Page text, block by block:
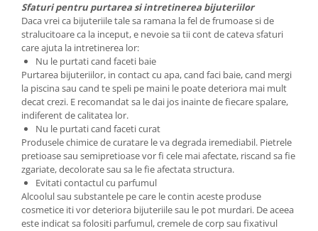
Sfaturi pentru purtarea si intretinerea bijuteriilor
Daca vrei ca bijuteriile tale sa ramana la fel de frumoase si de
stralucitoare ca la inceput, e nevoie sa tii cont de cateva sfaturi
care ajuta la intretinerea lor:
Nu le purtati cand faceti baie
Purtarea bijuteriilor, in contact cu apa, cand faci baie, cand mergi
la piscina sau cand te speli pe maini le poate deteriora mai mult
decat crezi. E recomandat sa le dai jos inainte de fiecare spalare,
indiferent de calitatea lor.
Nu le purtati cand faceti curat
Produsele chimice de curatare le va degrada iremediabil. Pietrele
pretioase sau semipretioase vor fi cele mai afectate, riscand sa fie
zgariate, decolorate sau sa le fie afectata structura.
Evitati contactul cu parfumul
Alcoolul sau substantele pe care le contin aceste produse
cosmetice iti vor deteriora bijuteriile sau le pot murdari. De aceea
este indicat sa folositi parfumul, cremele de corp sau fixativul